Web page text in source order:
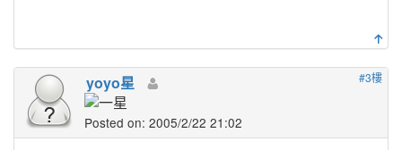
#3樓
yoyo星
Posted on: 2005/2/22 21:02